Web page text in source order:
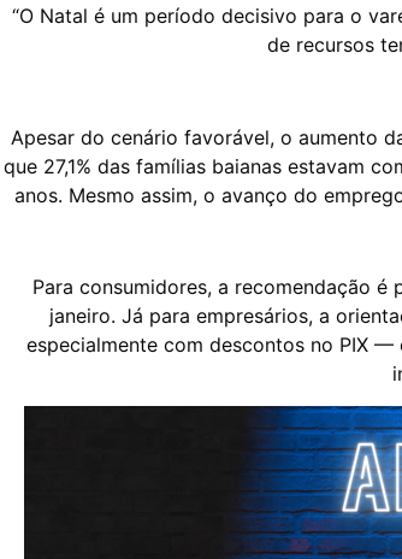
“O Natal é um período decisivo para o
de recursos
Apesar do cenário favorável, o aumento
que 27,1% das famílias baianas estavam
anos. Mesmo assim, o avanço do
Para consumidores, a recomendação
janeiro. Já para empresários, a
especialmente com descontos no PIX